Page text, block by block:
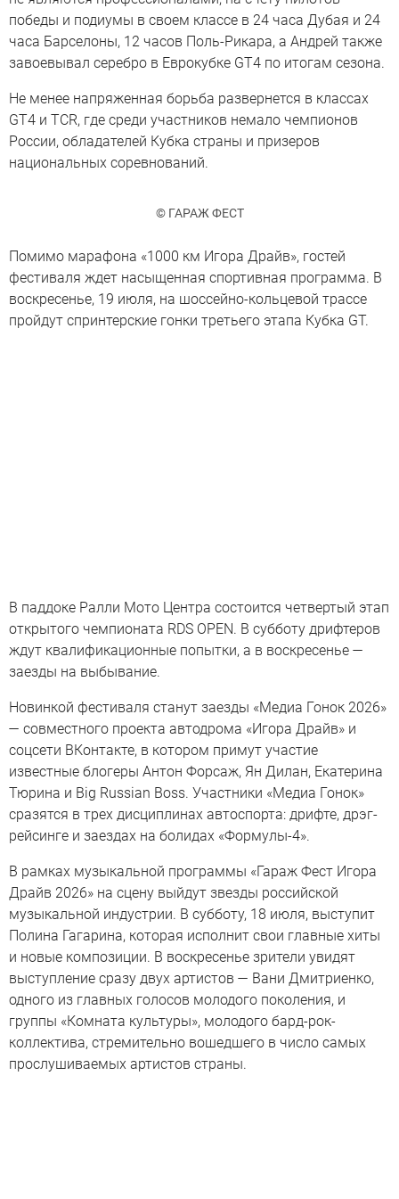
победы и подиумы в своем классе в 24 часа Дубая и 24
часа Барселоны, 12 часов Поль-Рикара, а Андрей также
завоевывал серебро в Еврокубке GT4 по итогам сезона.
Не менее напряженная борьба развернется в классах
GT4 и TCR, где среди участников немало чемпионов
России, обладателей Кубка страны и призеров
национальных соревнований.
© ГАРАЖ ФЕСТ
Помимо марафона «1000 км Игора Драйв», гостей
фестиваля ждет насыщенная спортивная программа. В
воскресенье, 19 июля, на шоссейно-кольцевой трассе
пройдут спринтерские гонки третьего этапа Кубка GT.
В паддоке Ралли Мото Центра состоится четвертый этап
открытого чемпионата RDS OPEN. В субботу дрифтеров
ждут квалификационные попытки, а в воскресенье —
заезды на выбывание.
Новинкой фестиваля станут заезды «Медиа Гонок 2026»
— совместного проекта автодрома «Игора Драйв» и
соцсети ВКонтакте, в котором примут участие
известные блогеры Антон Форсаж, Ян Дилан, Екатерина
Тюрина и Big Russian Boss. Участники «Медиа Гонок»
сразятся в трех дисциплинах автоспорта: дрифте, дрэг-
рейсинге и заездах на болидах «Формулы-4».
В рамках музыкальной программы «Гараж Фест Игора
Драйв 2026» на сцену выйдут звезды российской
музыкальной индустрии. В субботу, 18 июля, выступит
Полина Гагарина, которая исполнит свои главные хиты
и новые композиции. В воскресенье зрители увидят
выступление сразу двух артистов — Вани Дмитриенко,
одного из главных голосов молодого поколения, и
группы «Комната культуры», молодого бард-рок-
коллектива, стремительно вошедшего в число самых
прослушиваемых артистов страны.